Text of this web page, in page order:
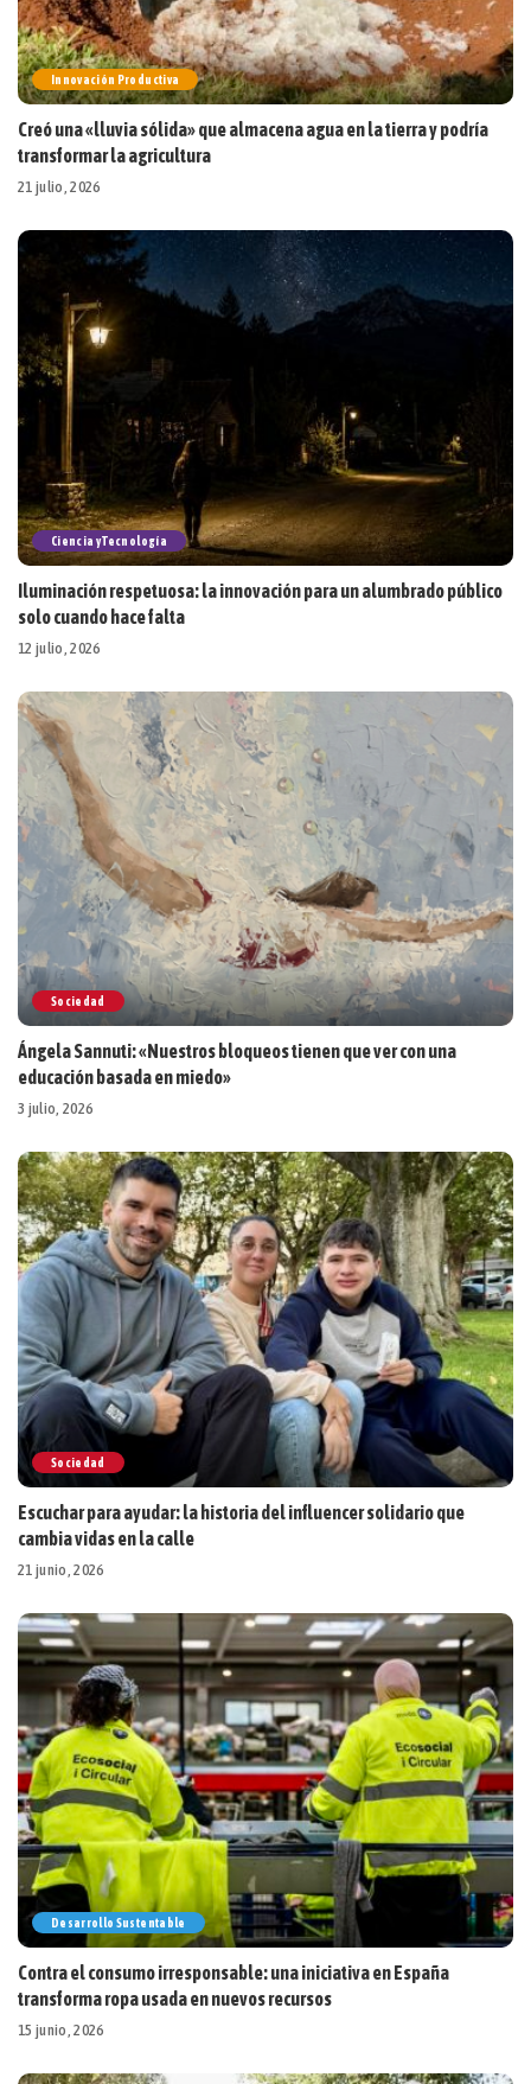
Innovación Productiva
Creó una «lluvia sólida» que almacena agua en la tierra y podría
transformar la agricultura
21 julio, 2026
Ciencia y Tecnología
Iluminación respetuosa: la innovación para un alumbrado público
solo cuando hace falta
12 julio, 2026
Sociedad
Ángela Sannuti: «Nuestros bloqueos tienen que ver con una
educación basada en miedo»
3 julio, 2026
Sociedad
Escuchar para ayudar: la historia del influencer solidario que
cambia vidas en la calle
21 junio, 2026
Desarrollo Sustentable
Contra el consumo irresponsable: una iniciativa en España
transforma ropa usada en nuevos recursos
15 junio, 2026